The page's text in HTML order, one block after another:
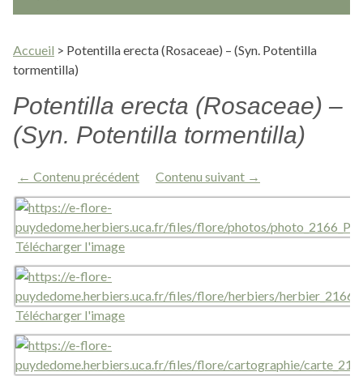
Accueil > Potentilla erecta (Rosaceae) – (Syn. Potentilla
tormentilla)
Potentilla erecta (Rosaceae) –
(Syn. Potentilla tormentilla)
← Contenu précédent Contenu suivant →
Télécharger l'image
Télécharger l'image